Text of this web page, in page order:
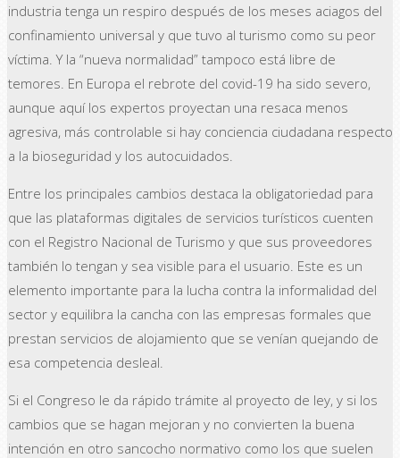
industria tenga un respiro después de los meses aciagos del
confinamiento universal y que tuvo al turismo como su peor
víctima. Y la “nueva normalidad” tampoco está libre de
temores. En Europa el rebrote del covid-19 ha sido severo,
aunque aquí los expertos proyectan una resaca menos
agresiva, más controlable si hay conciencia ciudadana respecto
a la bioseguridad y los autocuidados.
Entre los principales cambios destaca la obligatoriedad para
que las plataformas digitales de servicios turísticos cuenten
con el Registro Nacional de Turismo y que sus proveedores
también lo tengan y sea visible para el usuario. Este es un
elemento importante para la lucha contra la informalidad del
sector y equilibra la cancha con las empresas formales que
prestan servicios de alojamiento que se venían quejando de
esa competencia desleal.
Si el Congreso le da rápido trámite al proyecto de ley, y si los
cambios que se hagan mejoran y no convierten la buena
intención en otro sancocho normativo como los que suelen